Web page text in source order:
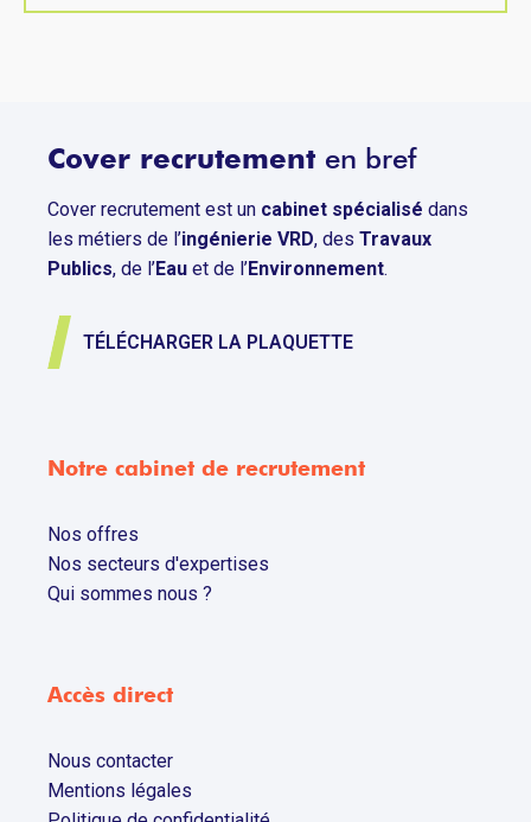
Cover recrutement en bref
Cover recrutement est un cabinet spécialisé dans
les métiers de l’ingénierie VRD, des Travaux
Publics, de l’Eau et de l’Environnement.
TÉLÉCHARGER LA PLAQUETTE
Notre cabinet de recrutement
Nos offres
Nos secteurs d'expertises
Qui sommes nous ?
Accès direct
Nous contacter
Mentions légales